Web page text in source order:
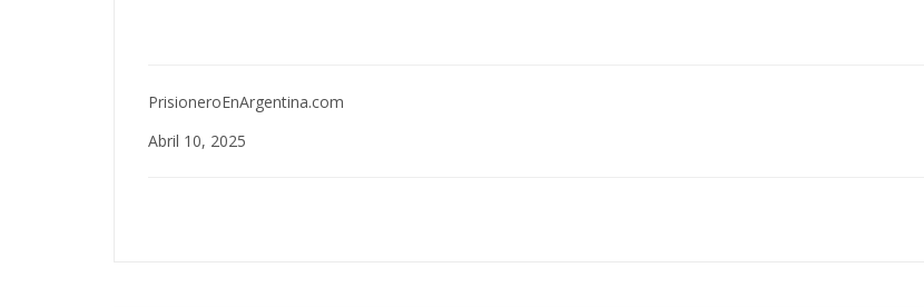
PrisioneroEnArgentina.com
Abril 10, 2025